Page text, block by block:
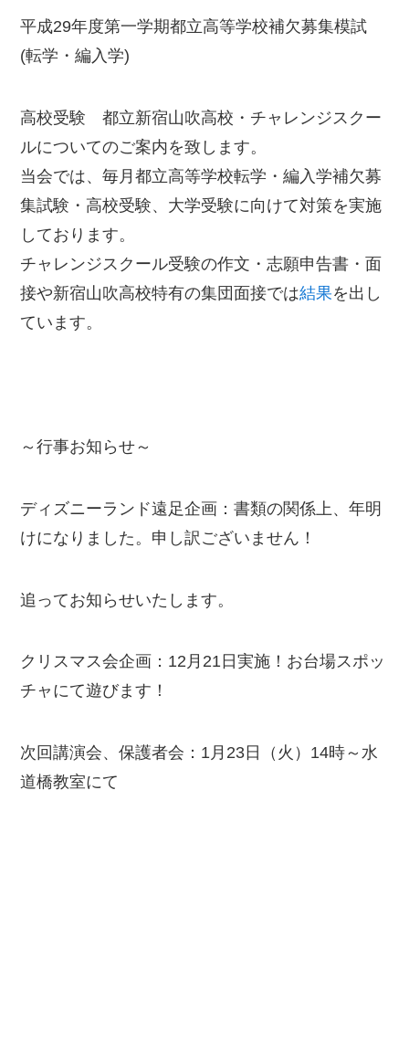
平成29年度第一学期都立高等学校補欠募集模試
(転学・編入学)
高校受験 都立新宿山吹高校・チャレンジスクー
ルについてのご案内を致します。
当会では、毎月都立高等学校転学・編入学補欠募
集試験・高校受験、大学受験に向けて対策を実施
しております。
チャレンジスクール受験の作文・志願申告書・面
接や新宿山吹高校特有の集団面接では結果を出し
ています。
～行事お知らせ～
ディズニーランド遠足企画：書類の関係上、年明
けになりました。申し訳ございません！
追ってお知らせいたします。
クリスマス会企画：12月21日実施！お台場スポッ
チャにて遊びます！
次回講演会、保護者会：1月23日（火）14時～水
道橋教室にて